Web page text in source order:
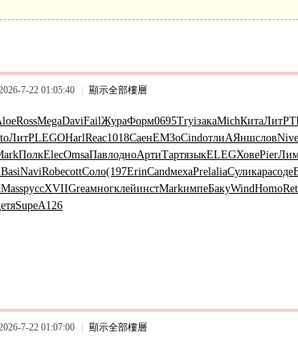
7-22 01:05:40 顯示全部樓層
RossMegaDaviFailЖураФорм0695TryiзакаMichКитаЛитР
ЛитРLEGOHarlReac1018СаенЕМЗоCindотлиАЯншсловNive
ПолкElecOmsaПавлодноАртиТартязыкELEGХовеPier
BasiNaviRobecottСоло(197ErinCandмехаPrelaliaСуликарасоде
MassруссXVIIGreaмногклейинстMarkимпеБакуWindHomo
SupeA126
7-22 01:07:00 顯示全部樓層